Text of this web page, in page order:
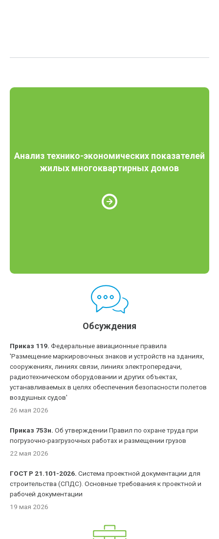
Анализ технико-экономических показателей
жилых многоквартирных домов
Обсуждения
Приказ 119. Федеральные авиационные правила
'Размещение маркировочных знаков и устройств на зданиях,
сооружениях, линиях связи, линиях электропередачи,
радиотехническом оборудовании и других объектах,
устанавливаемых в целях обеспечения безопасности полетов
воздушных судов'
26 мая 2026
Приказ 753н. Об утверждении Правил по охране труда при
погрузочно-разгрузочных работах и размещении грузов
22 мая 2026
ГОСТ Р 21.101-2026. Система проектной документации для
строительства (СПДС). Основные требования к проектной и
рабочей документации
19 мая 2026